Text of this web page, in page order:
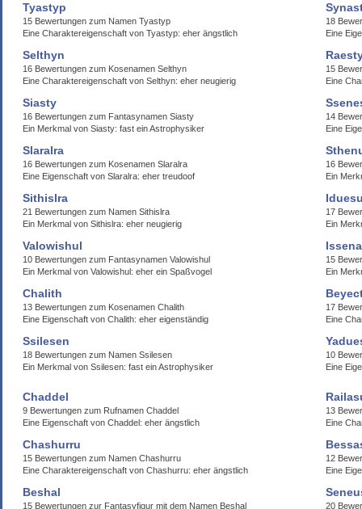
Tyastyp
15 Bewertungen zum Namen Tyastyp
Eine Charaktereigenschaft von Tyastyp: eher ängstlich
18
Eine
Selthyn
16 Bewertungen zum Kosenamen Selthyn
Eine Charaktereigenschaft von Selthyn: eher neugierig
15
Eine
Siasty
16 Bewertungen zum Fantasynamen Siasty
Ein Merkmal von Siasty: fast ein Astrophysiker
14
Eine
Slaralra
16 Bewertungen zum Kosenamen Slaralra
Eine Eigenschaft von Slaralra: eher treudoof
16
Ein
Sithislra
21 Bewertungen zum Namen Sithislra
Ein Merkmal von Sithislra: eher neugierig
17
Ein
Valowishul
10 Bewertungen zum Fantasynamen Valowishul
Ein Merkmal von Valowishul: eher ein Spaßvogel
15
Ein
Chalith
13 Bewertungen zum Kosenamen Chalith
Eine Eigenschaft von Chalith: eher eigenständig
17
Eine
Ssilesen
18 Bewertungen zum Namen Ssilesen
Ein Merkmal von Ssilesen: fast ein Astrophysiker
10
Eine
Chaddel
9 Bewertungen zum Rufnamen Chaddel
Eine Eigenschaft von Chaddel: eher ängstlich
13
Eine
Chashurru
15 Bewertungen zum Namen Chashurru
Eine Charaktereigenschaft von Chashurru: eher ängstlich
12
Eine
Beshal
15 Bewertungen zur Fantasyfigur mit dem Namen Beshal
20